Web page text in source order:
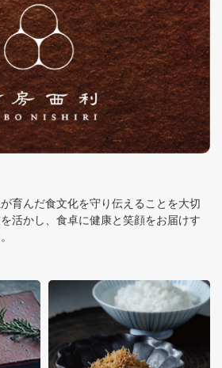
育んだ食文化を守り伝えることを大切
活かし、食卓に健康と笑顔をお届けす